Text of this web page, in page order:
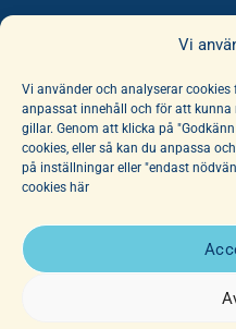
Vi
Vi använder och analyserar
anpassat innehåll och för att
gillar. Genom att klicka på
cookies, eller så kan du anpassa
på inställningar eller "endast
cookies här
Säker
utvalda av vår hängivna